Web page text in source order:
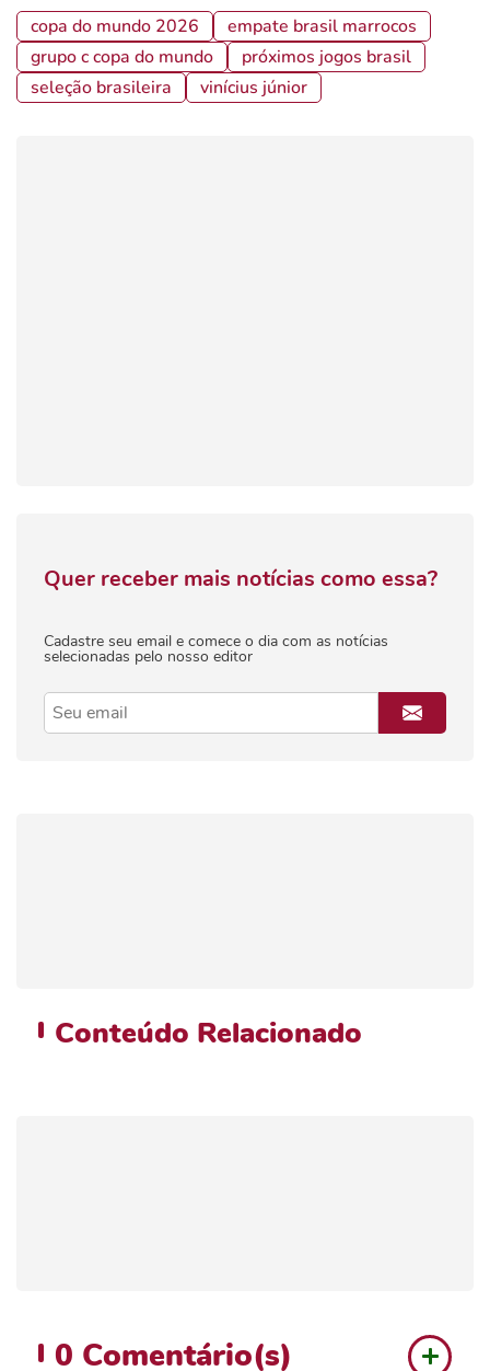
copa do mundo 2026
empate brasil marrocos
grupo c copa do mundo
próximos jogos brasil
seleção brasileira
vinícius júnior
Quer receber mais notícias como essa?
Cadastre seu email e comece o dia com as notícias
selecionadas pelo nosso editor
Conteúdo Relacionado
0 Comentário(s)